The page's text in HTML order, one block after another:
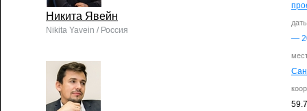
—
Никита Явейн
Nikita Yavein / Россия